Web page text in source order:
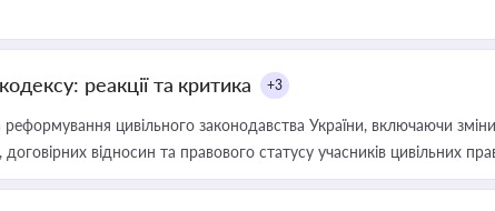
реакції та критика +3
цивільного законодавства України, включаючи
відносин та правового статусу учасників цивільних